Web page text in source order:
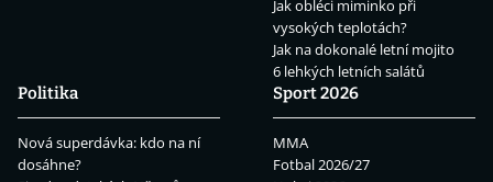
Jak obléci miminko při
vysokých teplotách?
Jak na dokonalé letní mojito
6 lehkých letních salátů
Politika
Nová superdávka: kdo na ní
dosáhne?
Sport 2026
MMA
Fotbal 2026/27